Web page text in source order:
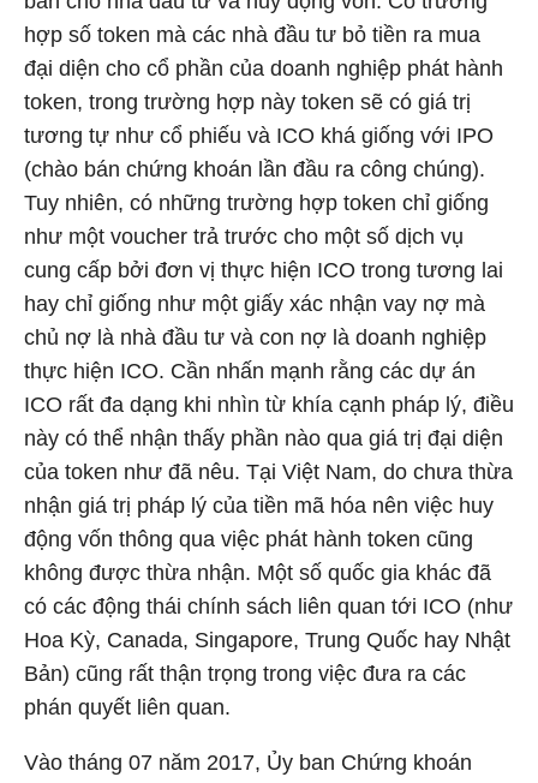
hợp số token mà các nhà đầu tư bỏ tiền ra mua
đại diện cho cổ phần của doanh nghiệp phát hành
token, trong trường hợp này token sẽ có giá trị
tương tự như cổ phiếu và ICO khá giống với IPO
(chào bán chứng khoán lần đầu ra công chúng).
Tuy nhiên, có những trường hợp token chỉ giống
như một voucher trả trước cho một số dịch vụ
cung cấp bởi đơn vị thực hiện ICO trong tương lai
hay chỉ giống như một giấy xác nhận vay nợ mà
chủ nợ là nhà đầu tư và con nợ là doanh nghiệp
thực hiện ICO. Cần nhấn mạnh rằng các dự án
ICO rất đa dạng khi nhìn từ khía cạnh pháp lý, điều
này có thể nhận thấy phần nào qua giá trị đại diện
của token như đã nêu. Tại Việt Nam, do chưa thừa
nhận giá trị pháp lý của tiền mã hóa nên việc huy
động vốn thông qua việc phát hành token cũng
không được thừa nhận. Một số quốc gia khác đã
có các động thái chính sách liên quan tới ICO (như
Hoa Kỳ, Canada, Singapore, Trung Quốc hay Nhật
Bản) cũng rất thận trọng trong việc đưa ra các
phán quyết liên quan.
Vào tháng 07 năm 2017, Ủy ban Chứng khoán